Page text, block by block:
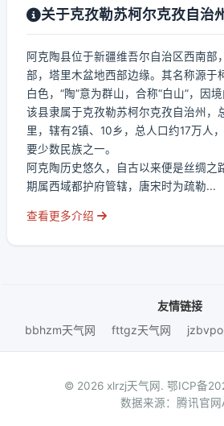
关于克孜勒苏柯尔克孜自治
阿克陶县位于新疆维吾尔自治区西南部
部，塔里木盆地西部边缘。其名称源于
白色，“陶”意为群山，合称“白山”，因
该县隶属于克孜勒苏柯尔克孜自治州，
里，辖有2镇、10乡，总人口约17万人
要少数民族之一。
阿克陶历史悠久，自古以来便是丝绸之
期属西域都护府管辖，唐宋时为疏勒...
查看更多介绍
友情链接
bbhzm天气网
fttgz天气网
© 2026 xlrzj天气网. 鄂ICP备
数据来源：腾讯官网